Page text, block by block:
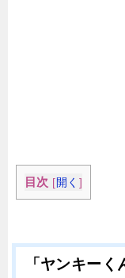
目次 [開く ]
「ヤンキー